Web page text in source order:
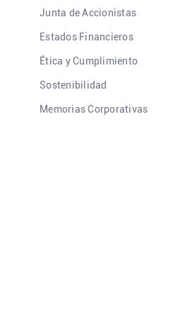
Junta de Accionistas
Estados Financieros
Ética y Cumplimiento
Sostenibilidad
Memorias Corporativas